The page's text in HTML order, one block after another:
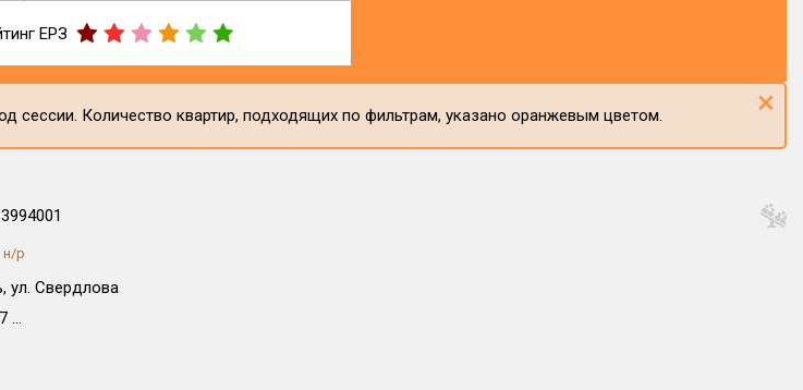
ЕРЗ
сессии. Количество квартир, подходящих по фильтрам, указано оранжевым цветом. ×
н/р
ул. Свердлова
...